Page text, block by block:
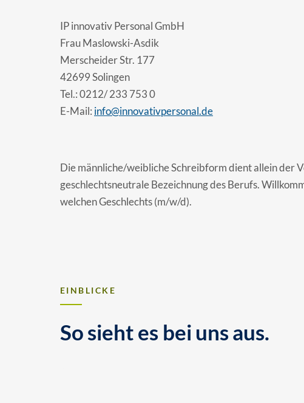
IP innovativ Personal GmbH
Frau Maslowski-Asdik
Merscheider Str. 177
42699 Solingen
Tel.: 0212/ 233 753 0
E-Mail: info@innovativpersonal.de
Die männliche/weibliche Schreibform dient allein der
geschlechtsneutrale Bezeichnung des Berufs.
welchen Geschlechts (m/w/d).
EINBLICKE
So sieht es bei uns aus.